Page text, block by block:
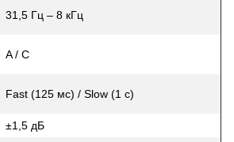
31,5 Гц – 8 кГц
A / C
Fast (125 мс) / Slow (1 с)
±1,5 дБ